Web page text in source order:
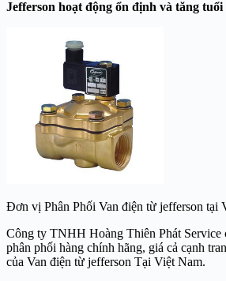
Jefferson hoạt động ổn định và tăng
Đơn vị Phân Phối Van điện từ jefferson tại
Công ty TNHH Hoàng Thiên Phát Service
phân phối hàng chính hãng, giá cả cạnh
của Van điện từ jefferson Tại Việt Nam.